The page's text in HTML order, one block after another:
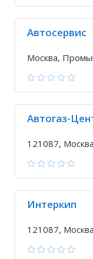
Автосервис
Москва,
Автогаз-
121087,
Интеркип
121087,